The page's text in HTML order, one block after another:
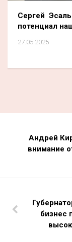
Сергей
потенциал
27.05.2025
Андрей
внимание
бизнес